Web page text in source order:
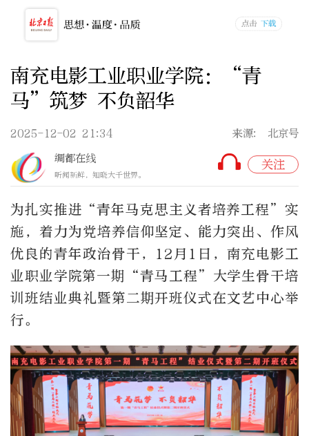
南充电影工业职业学院：“青
马”筑梦 不负韶华
2025-12-02 21:34
来源: 北京号
绸都在线
听闻新鲜，知晓大千世界。
关注
为扎实推进“青年马克思主义者培养工程”实
施，着力为党培养信仰坚定、能力突出、作风
优良的青年政治骨干，12月1日，南充电影工
业职业学院第一期“青马工程”大学生骨干培
训班结业典礼暨第二期开班仪式在文艺中心举
行。